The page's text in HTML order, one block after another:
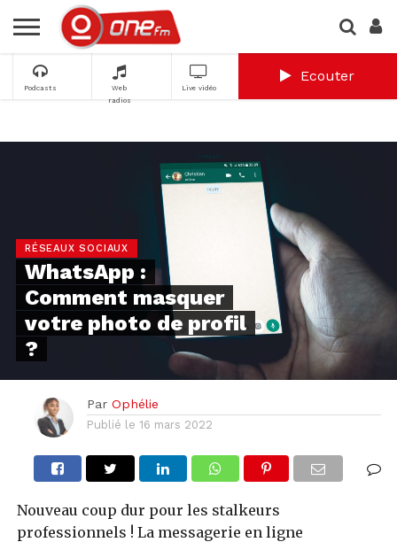
Podcasts
Web
radios
Live vidéo
Ecouter
RÉSEAUX SOCIAUX
WhatsApp :
Comment masquer
votre photo de profil
?
Par Ophélie
Publié le 16 mars 2022
Nouveau coup dur pour les stalkeurs
professionnels ! La messagerie en ligne